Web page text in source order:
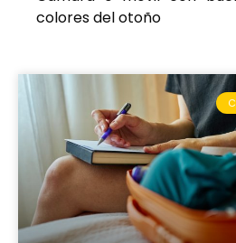
colores del otoño